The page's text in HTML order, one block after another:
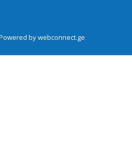
by webconnect.ge